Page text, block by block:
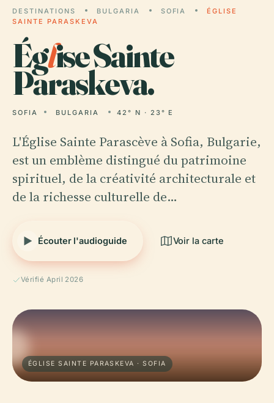
DESTINATIONS BULGARIA SOFIA
ÉGLISE
SAINTE PARASKEVA
Église Sainte
Paraskeva.
SOFIA BULGARIA 42° N · 23° E
L'Église Sainte Parascève à Sofia, Bulgarie,
est un emblème distingué du patrimoine
spirituel, de la créativité architecturale et
de la richesse culturelle de…
Écouter l'audioguide Voir la carte
Vérifié April 2026
ÉGLISE SAINTE PARASKEVA · SOFIA